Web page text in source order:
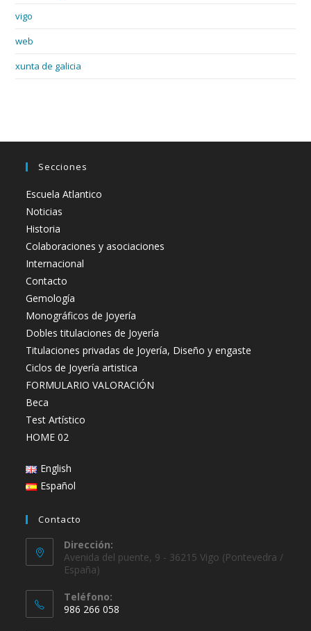
vigo
web
xunta de galicia
Secciones
Escuela Atlantico
Noticias
Historia
Colaboraciones y asociaciones
Internacional
Contacto
Gemología
Monográficos de Joyería
Dobles titulaciones de Joyería
Titulaciones privadas de Joyería, Diseño y engaste
Ciclos de Joyería artistica
FORMULARIO VALORACIÓN
Beca
Test Artístico
HOME 02
English
Español
Contacto
Dirección:
Avenida del puente, 9 - 36215 Vigo (Pontevedra /
España)
Teléfono:
986 266 058